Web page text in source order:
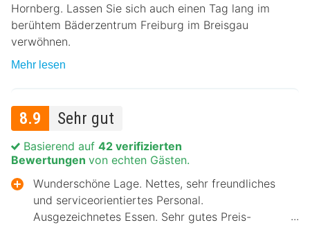
Hornberg. Lassen Sie sich auch einen Tag lang im
berühtem Bäderzentrum Freiburg im Breisgau
verwöhnen.
Mehr lesen
8.9 Sehr gut
Basierend auf 42 verifizierten
Bewertungen von echten Gästen.
Wunderschöne Lage. Nettes, sehr freundliches
und serviceorientiertes Personal.
Ausgezeichnetes Essen. Sehr gutes Preis-